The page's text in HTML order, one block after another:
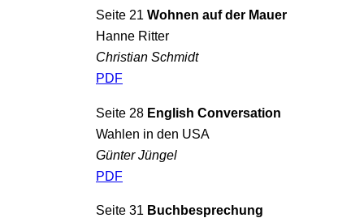
Seite 21 Wohnen auf der Mauer
Hanne Ritter
Christian Schmidt
PDF
Seite 28 English Conversation
Wahlen in den USA
Günter Jüngel
PDF
Seite 31 Buchbesprechung